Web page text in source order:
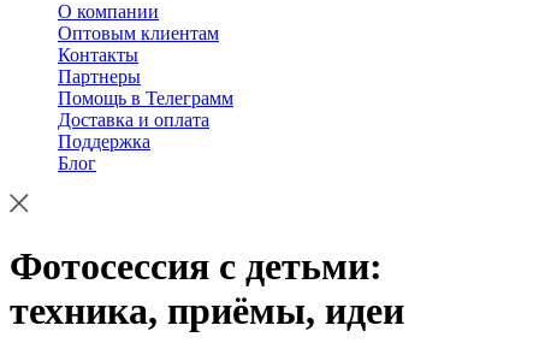
О компании
Оптовым клиентам
Контакты
Партнеры
Помощь в Телеграмм
Доставка и оплата
Поддержка
Блог
Фотосессия с детьми:
техника, приёмы, идеи